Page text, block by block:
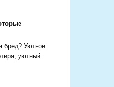
бред? Уютное
уютный